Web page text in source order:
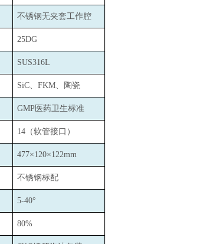
不锈钢无夹套工作腔
25DG
SUS316L
SiC、FKM、陶瓷
GMP 医药卫生标准
14 （软管接口）
477×120×122mm
不锈钢标配
5-40°
80%